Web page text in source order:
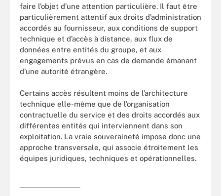
faire l’objet d’une attention particulière. Il faut être
particulièrement attentif aux droits d’administration
accordés au fournisseur, aux conditions de support
technique et d’accès à distance, aux flux de
données entre entités du groupe, et aux
engagements prévus en cas de demande émanant
d’une autorité étrangère.
Certains accès résultent moins de l’architecture
technique elle-même que de l’organisation
contractuelle du service et des droits accordés aux
différentes entités qui interviennent dans son
exploitation. La vraie souveraineté impose donc une
approche transversale, qui associe étroitement les
équipes juridiques, techniques et opérationnelles.